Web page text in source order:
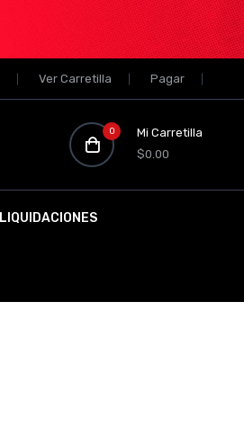
Ver Carretilla Pagar
0
Mi Carretilla
$0.00
LIQUIDACIONES